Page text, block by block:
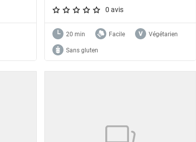
A star rating of 0 out of 5.
0 avis
20 min Facile
Végétarien
Sans gluten